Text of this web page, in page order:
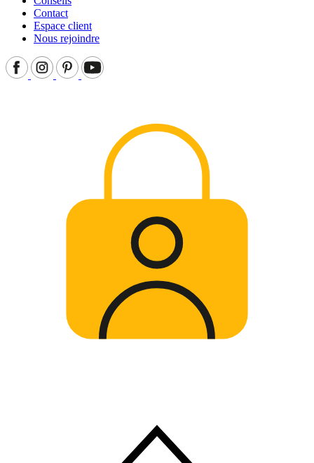
Contact
Espace client
Nous rejoindre